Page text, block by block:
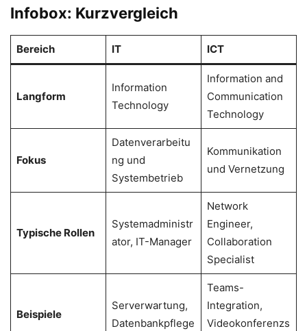
Infobox: Kurzvergleich
Bereich IT ICT
Langform
Information
Technology
Information and
Communication
Technology
Fokus
Datenverarbeitu
ng und
Systembetrieb
Kommunikation
und Vernetzung
Typische Rollen
Systemadministr
ator, IT-Manager
Network
Engineer,
Collaboration
Specialist
Beispiele
Serverwartung,
Datenbankpflege
Teams-
Integration,
Videokonferenzs